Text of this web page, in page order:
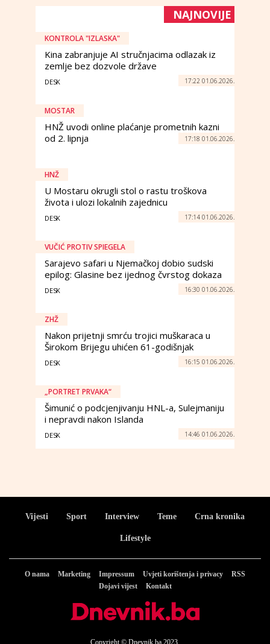
NAJNOVIJE
KONTROLA "IZLASKA"
Kina zabranjuje AI stručnjacima odlazak iz
zemlje bez dozvole države
DESK 17:22 01.06.2026.
MOSTAR
HNŽ uvodi online plaćanje prometnih kazni
od 2. lipnja
17:18 01.06.2026.
HNŽ
U Mostaru okrugli stol o rastu troškova
života i ulozi lokalnih zajednicu
DESK 17:14 01.06.2026.
VUČIĆ PROTIV SPIEGELA
Sarajevo safari u Njemačkoj dobio sudski
epilog: Glasine bez ijednog čvrstog dokaza
DESK 16:30 01.06.2026.
ZHŽ
Nakon prijetnji smrću trojici muškaraca u
Širokom Brijegu uhićen 61-godišnjak
DESK 16:15 01.06.2026.
„PORTRET PRVAKA“
Šimunić o podcjenjivanju HNL-a, Sulejmaniju
i nepravdi nakon Islanda
DESK 14:46 01.06.2026.
Vijesti Sport Interview Teme Crna kronika
Lifestyle
O nama Marketing Impressum Uvjeti korištenja i privacy
RSS
Dojavi vijest
Kontakt
Copyright © Dnevnik.ba 2023.